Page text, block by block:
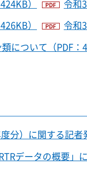
）
令和
）
令和
について（PDF：
分）に関する記者
データの概要」